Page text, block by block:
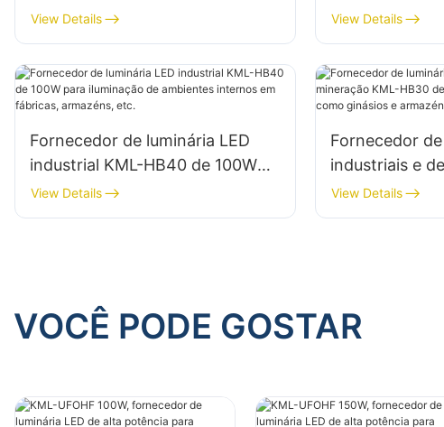
iluminação de fachadas de
edifícios e canteiros de obras.
View Details
iluminação de
edifícios e
View Details
Fornecedor de luminária LED
industrial KML-HB40 de 100W
para iluminação de ambientes
internos em fábricas, armazéns,
View Details
Fornecedor
industriais e
HB30 de
internos
View Details
VOCÊ PODE GOSTAR